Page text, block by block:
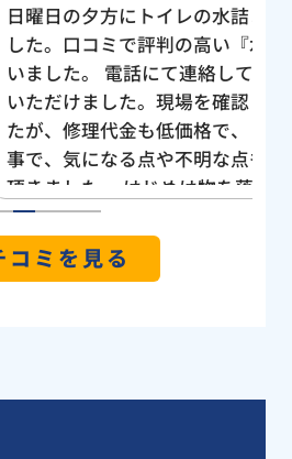
イレの水詰まりが発生しま
の高い『水まる』と出会
て連絡して、すぐに来て
現場を確認してもらいまし
低価格で、とても丁寧な仕
や不明な点もご丁寧に説明
めは物を落とた記憶は無
だと思っていたのですが、
た最中に物の根詰まりと判
していただくとブルーレッ
することにします。
コミを見る